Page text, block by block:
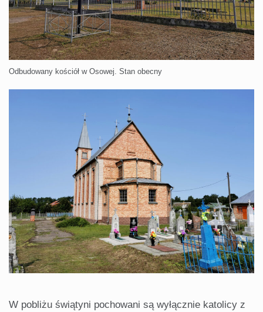
Odbudowany kościół w Osowej. Stan obecny
W pobliżu świątyni pochowani są wyłącznie katolicy z